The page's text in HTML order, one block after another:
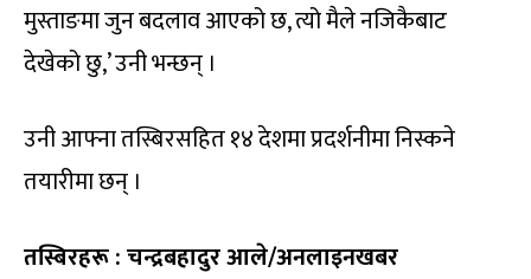
मुस्ताङमा जुन बदलाव आएको छ, त्यो मैले नजिकैबाट
देखेको छु,’ उनी भन्छन् ।
उनी आफ्ना तस्बिरसहित १४ देशमा प्रदर्शनीमा निस्कने
तयारीमा छन् ।
तस्बिरहरू : चन्द्रबहादुर आले/अनलाइनखबर